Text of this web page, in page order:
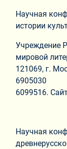
Научная
истории
Учреждение
мировой
121069, г.
6905030
6099516.
Научная